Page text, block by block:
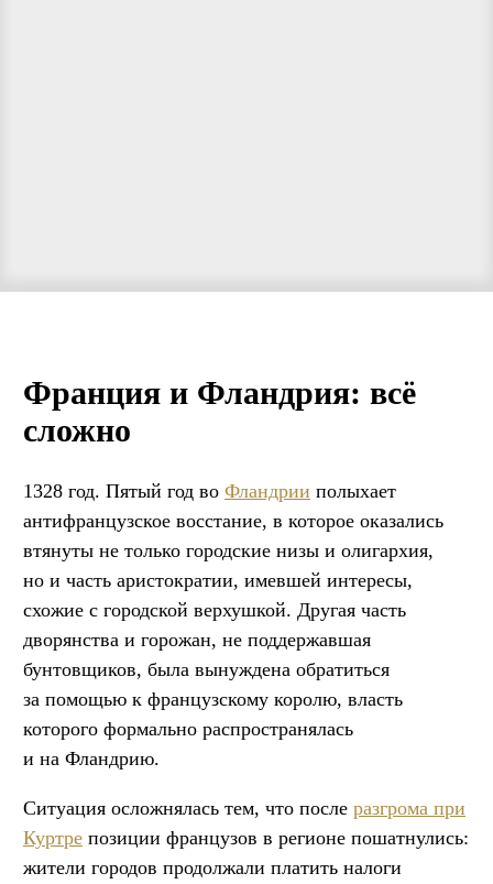
Франция и Фландрия: всё
сложно
1328 год. Пятый год во Фландрии полыхает
антифранцузское восстание, в которое оказались
втянуты не только городские низы и олигархия,
но и часть аристократии, имевшей интересы,
схожие с городской верхушкой. Другая часть
дворянства и горожан, не поддержавшая
бунтовщиков, была вынуждена обратиться
за помощью к французскому королю, власть
которого формально распространялась
и на Фландрию.
Ситуация осложнялась тем, что после разгрома при
Куртре позиции французов в регионе пошатнулись:
жители городов продолжали платить налоги